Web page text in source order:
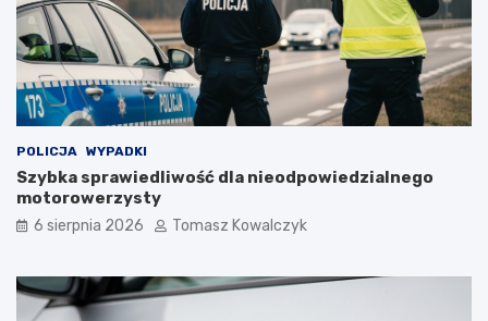
POLICJA WYPADKI
Szybka sprawiedliwość dla nieodpowiedzialnego
motorowerzysty
6 sierpnia 2026 Tomasz Kowalczyk